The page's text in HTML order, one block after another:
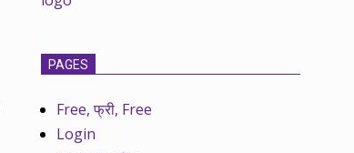
PAGES
Free, फ्री, Free
Login